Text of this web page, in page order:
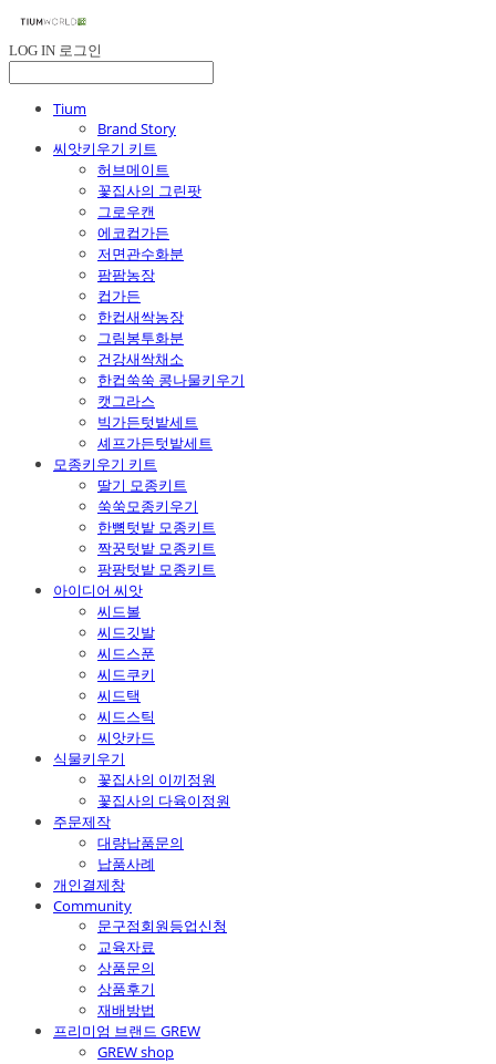
LOG IN 로그인
Tium
Brand Story
씨앗키우기 키트
허브메이트
꽃집사의 그린팟
그로우캔
에코컵가든
저면관수화분
팜팜농장
컵가든
한컵새싹농장
그림봉투화분
건강새싹채소
한컵쑥쑥 콩나물키우기
캣그라스
빅가든텃밭세트
셰프가든텃밭세트
모종키우기 키트
딸기 모종키트
쑥쑥모종키우기
한뼘텃밭 모종키트
짝꿍텃밭 모종키트
팡팡텃밭 모종키트
아이디어 씨앗
씨드볼
씨드깃발
씨드스푼
씨드쿠키
씨드택
씨드스틱
씨앗카드
식물키우기
꽃집사의 이끼정원
꽃집사의 다육이정원
주문제작
대량납품문의
납품사례
개인결제창
Community
문구점회원등업신청
교육자료
상품문의
상품후기
재배방법
프리미엄 브랜드 GREW
GREW shop